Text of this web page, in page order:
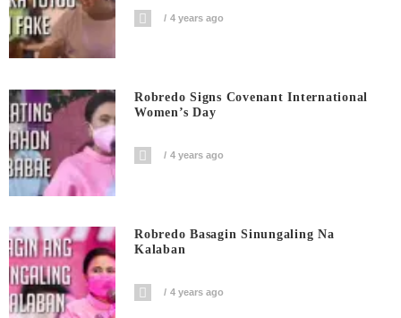
4 years ago
Robredo Signs Covenant International
Women’s Day
4 years ago
Robredo Basagin Sinungaling Na
Kalaban
4 years ago